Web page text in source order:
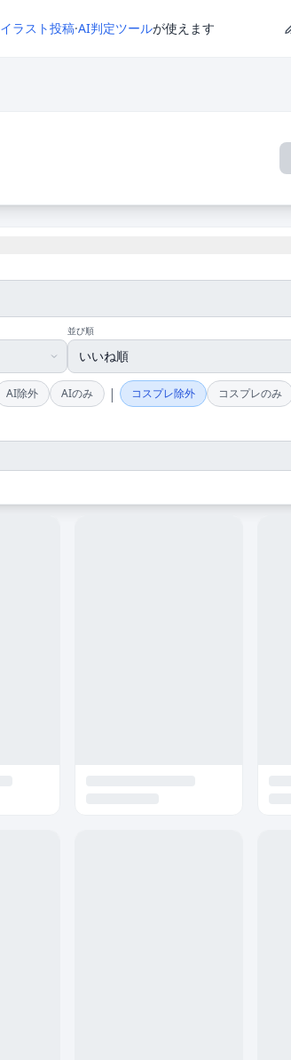
イラスト投稿·AI判定ツールが使えます
並び順
AI除外 AIのみ | コスプレ除外
コスプレのみ